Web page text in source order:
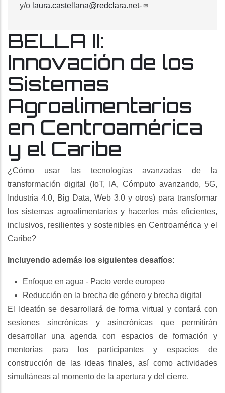
y/o laura.castellana@redclara.net-
BELLA II:
Innovación de los
Sistemas
Agroalimentarios
en Centroamérica
y el Caribe
¿Cómo usar las tecnologías avanzadas de la
transformación digital (IoT, IA, Cómputo avanzando, 5G,
Industria 4.0, Big Data, Web 3.0 y otros) para transformar
los sistemas agroalimentarios y hacerlos más eficientes,
inclusivos, resilientes y sostenibles en Centroamérica y el
Caribe?
Incluyendo además los siguientes desafíos:
Enfoque en agua - Pacto verde europeo
Reducción en la brecha de género y brecha digital
El Ideatón se desarrollará de forma virtual y contará con
sesiones sincrónicas y asincrónicas que permitirán
desarrollar una agenda con espacios de formación y
mentorías para los participantes y espacios de
construcción de las ideas finales, así como actividades
simultáneas al momento de la apertura y del cierre.